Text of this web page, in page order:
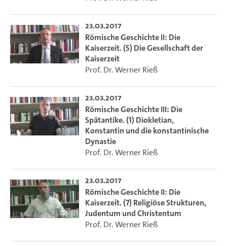
23.03.2017
Römische Geschichte II: Die
Kaiserzeit. (5) Die Gesellschaft der
Kaiserzeit
Prof. Dr. Werner Rieß
23.03.2017
Römische Geschichte III: Die
Spätantike. (1) Diokletian,
Konstantin und die konstantinische
Dynastie
Prof. Dr. Werner Rieß
23.03.2017
Römische Geschichte II: Die
Kaiserzeit. (7) Religiöse Strukturen,
Judentum und Christentum
Prof. Dr. Werner Rieß